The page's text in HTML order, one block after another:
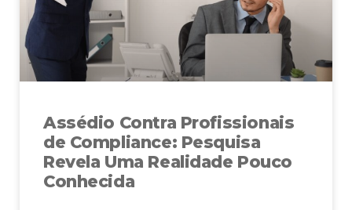
Assédio Contra Profissionais
de Compliance: Pesquisa
Revela Uma Realidade Pouco
Conhecida